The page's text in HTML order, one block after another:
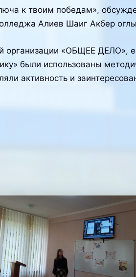
к твоим победам»,
Алиев Шаиг Акбер
организации «ОБЩЕЕ ДЕЛО»,
были использованы
активность и